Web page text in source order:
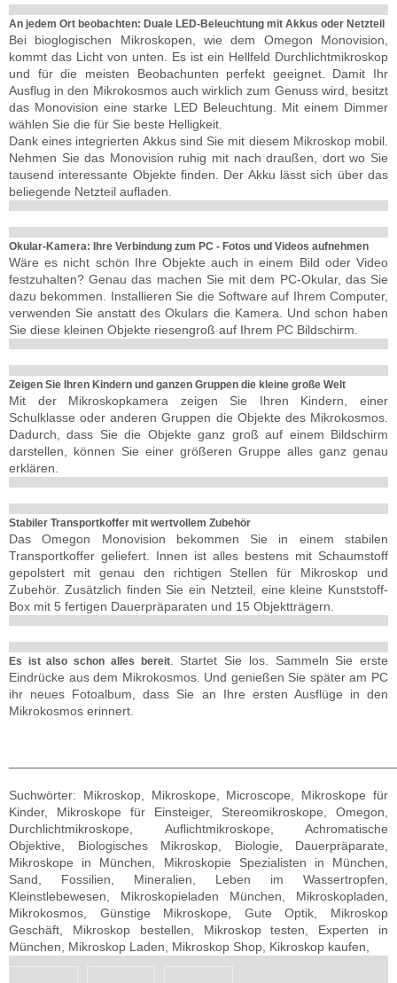
An jedem Ort beobachten: Duale LED-Beleuchtung mit Akkus oder Netzteil
Bei bioglogischen Mikroskopen, wie dem Omegon Monovision,
kommt das Licht von unten. Es ist ein Hellfeld Durchlichtmikroskop
und für die meisten Beobachunten perfekt geeignet. Damit Ihr
Ausflug in den Mikrokosmos auch wirklich zum Genuss wird, besitzt
das Monovision eine starke LED Beleuchtung. Mit einem Dimmer
wählen Sie die für Sie beste Helligkeit.
Dank eines integrierten Akkus sind Sie mit diesem Mikroskop mobil.
Nehmen Sie das Monovision ruhig mit nach draußen, dort wo Sie
tausend interessante Objekte finden. Der Akku lässt sich über das
beliegende Netzteil aufladen.
Okular-Kamera: Ihre Verbindung zum PC - Fotos und Videos aufnehmen
Wäre es nicht schön Ihre Objekte auch in einem Bild oder Video
festzuhalten? Genau das machen Sie mit dem PC-Okular, das Sie
dazu bekommen. Installieren Sie die Software auf Ihrem Computer,
verwenden Sie anstatt des Okulars die Kamera. Und schon haben
Sie diese kleinen Objekte riesengroß auf Ihrem PC Bildschirm.
Zeigen Sie Ihren Kindern und ganzen Gruppen die kleine große Welt
Mit der Mikroskopkamera zeigen Sie Ihren Kindern, einer
Schulklasse oder anderen Gruppen die Objekte des Mikrokosmos.
Dadurch, dass Sie die Objekte ganz groß auf einem Bildschirm
darstellen, können Sie einer größeren Gruppe alles ganz genau
erklären.
Stabiler Transportkoffer mit wertvollem Zubehör
Das Omegon Monovision bekommen Sie in einem stabilen
Transportkoffer geliefert. Innen ist alles bestens mit Schaumstoff
gepolstert mit genau den richtigen Stellen für Mikroskop und
Zubehör. Zusätzlich finden Sie ein Netzteil, eine kleine Kunststoff-
Box mit 5 fertigen Dauerpräparaten und 15 Objektträgern.
Es ist also schon alles bereit. Startet Sie los. Sammeln Sie erste
Eindrücke aus dem Mikrokosmos. Und genießen Sie später am PC
ihr neues Fotoalbum, dass Sie an Ihre ersten Ausflüge in den
Mikrokosmos erinnert.
Suchwörter: Mikroskop, Mikroskope, Microscope, Mikroskope für
Kinder, Mikroskope für Einsteiger, Stereomikroskope, Omegon,
Durchlichtmikroskope, Auflichtmikroskope, Achromatische
Objektive, Biologisches Mikroskop, Biologie, Dauerpräparate,
Mikroskope in München, Mikroskopie Spezialisten in München,
Sand, Fossilien, Mineralien, Leben im Wassertropfen,
Kleinstlebewesen, Mikroskopieladen München, Mikroskopladen,
Mikrokosmos, Günstige Mikroskope, Gute Optik, Mikroskop
Geschäft, Mikroskop bestellen, Mikroskop testen, Experten in
München, Mikroskop Laden, Mikroskop Shop, Kikroskop kaufen,